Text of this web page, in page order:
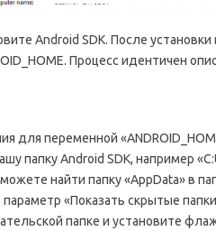
Android SDK. После
Процесс идентичен
для переменной
папку Android SDK, например
найти папку «AppData» в
«Показать скрытые
папке и установите